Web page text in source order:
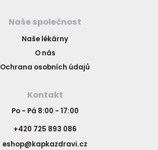
Naše společnost
Naše lékárny
O nás
Ochrana osobních údajů
Kontakt
Po - Pá 8:00 - 17:00
+420 725 893 086
eshop@kapkazdravi.cz